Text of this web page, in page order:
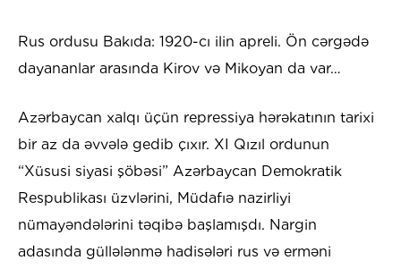
Rus ordusu Bakıda: 1920-cı ilin apreli. Ön cərgədə
dayananlar arasında Kirov və Mikoyan da var…
Azərbaycan xalqı üçün repressiya hərəkatının tarixi
bir az da əvvələ gedib çıxır. XI Qızıl ordunun
“Xüsusi siyasi şöbəsi” Azərbaycan Demokratik
Respublikası üzvlərini, Müdafıə nazirliyi
nümayəndələrini təqibə başlamışdı. Nargin
adasında güllələnmə hadisələri rus və erməni